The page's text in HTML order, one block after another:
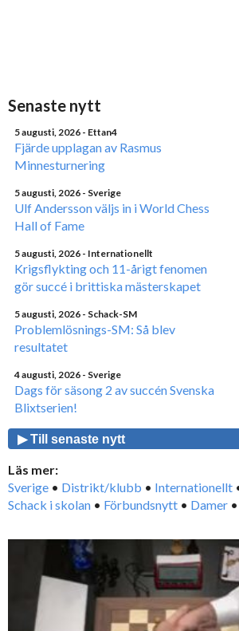
Senaste nytt
5 augusti, 2026 - Ettan4
Fjärde upplagan av Rasmus
Minnesturnering
5 augusti, 2026 - Sverige
Ulf Andersson väljs in i World Chess
Hall of Fame
5 augusti, 2026 - Internationellt
Krigsflykting och 11-årigt fenomen
gör succé i brittiska mästerskapet
5 augusti, 2026 - Schack-SM
Problemlösnings-SM: Så blev
resultatet
4 augusti, 2026 - Sverige
Dags för säsong 2 av succén Svenska
Blixtserien!
▶ Till senaste nytt
Läs mer:
Sverige • Distrikt/klubb • Internationellt
Schack i skolan • Förbundsnytt • Damer •